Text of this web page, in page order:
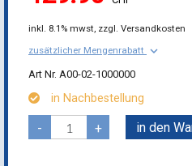
inkl. 8.1% mwst, zzgl. Versandkosten
zusätzlicher Mengenrabatt keyboard_arrow_down
A00-02-1000000
in Nachbestellung
- + in den